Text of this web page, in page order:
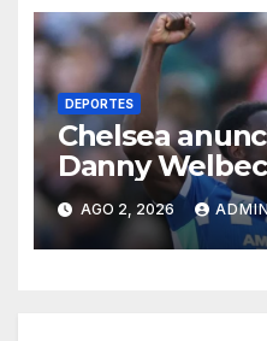
DEPORTES
Chelsea
Danny
próxima
Premier
AGO 2, 2026